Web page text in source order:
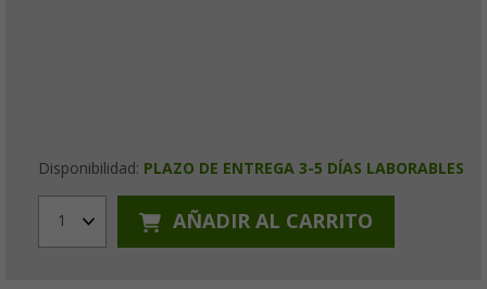
Disponibilidad: PLAZO DE ENTREGA 3-5 DÍAS LABORABLES
1 AÑADIR AL CARRITO